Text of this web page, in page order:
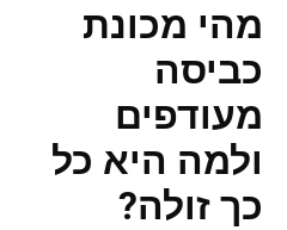
מהי מכונת
כביסה
מעודפים
ולמה היא כל
כך זולה?